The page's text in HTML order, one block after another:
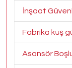
İnşaat
Fabrika kuş
Asansör